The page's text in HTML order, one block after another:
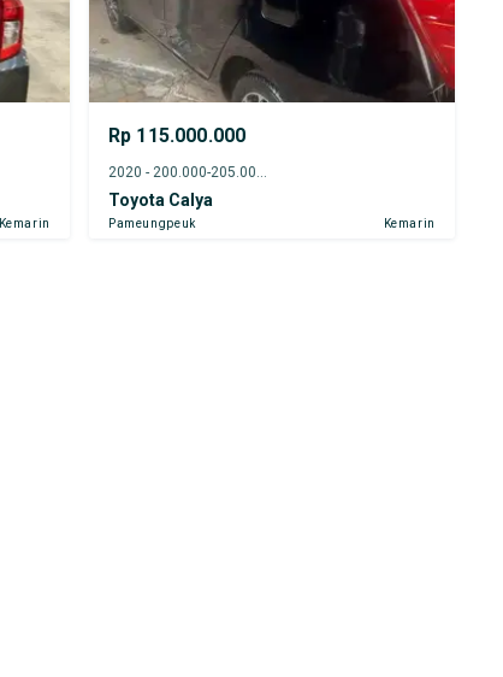
Kemarin
Rp 115.000.000
Toyota Calya
Pameungpeuk Kemarin